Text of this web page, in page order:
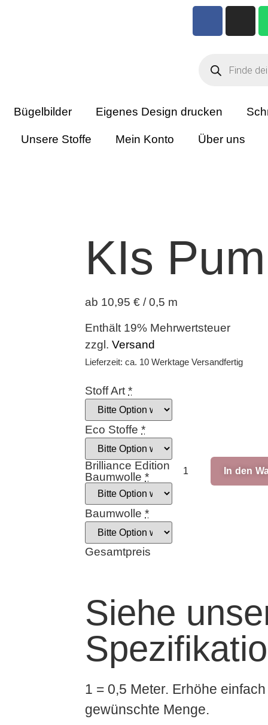
Bügelbilder Eigenes Design drucken
Unsere Stoffe Mein Konto Über uns
KIs
ab 10,95 € / 0,5 m
Enthält 19% Mehrwertsteuer
zzgl. Versand
Lieferzeit: ca. 10 Werktage Versandfertig
Stoff Art *
Eco Stoffe *
Brilliance Edition
Baumwolle *
Baumwolle *
Gesamtpreis
In den
Siehe
1 = 0,5 Meter. Erhöhe
gewünschte Menge.